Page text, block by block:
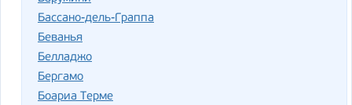
Бассано-дель-Граппа
Беванья
Белладжо
Бергамо
Боариа Терме